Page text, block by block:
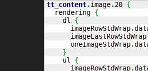
tt_content.image.20 {
  rendering
{
    dl
{
      imageRowStdWrap
.
      imageLastRowStdWrap
      oneImageStdWrap
.
}
    ul
{
      imageRowStdWrap
.